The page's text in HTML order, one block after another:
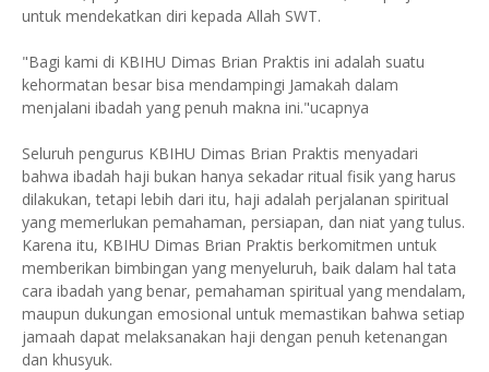
untuk mendekatkan diri kepada Allah SWT.
"Bagi kami di KBIHU Dimas Brian Praktis ini adalah suatu
kehormatan besar bisa mendampingi Jamakah dalam
menjalani ibadah yang penuh makna ini."ucapnya
Seluruh pengurus KBIHU Dimas Brian Praktis menyadari
bahwa ibadah haji bukan hanya sekadar ritual fisik yang harus
dilakukan, tetapi lebih dari itu, haji adalah perjalanan spiritual
yang memerlukan pemahaman, persiapan, dan niat yang tulus.
Karena itu, KBIHU Dimas Brian Praktis berkomitmen untuk
memberikan bimbingan yang menyeluruh, baik dalam hal tata
cara ibadah yang benar, pemahaman spiritual yang mendalam,
maupun dukungan emosional untuk memastikan bahwa setiap
jamaah dapat melaksanakan haji dengan penuh ketenangan
dan khusyuk.